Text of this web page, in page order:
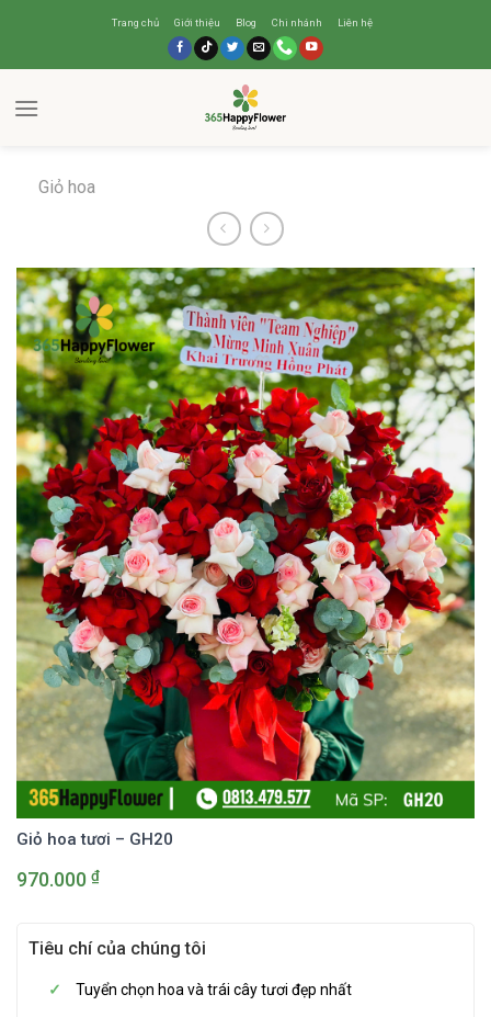
Trang chủ Giới thiệu Blog Chi nhánh Liên hệ
Giỏ hoa
Giỏ hoa tươi – GH20
970.000 ₫
Tiêu chí của chúng tôi
Tuyển chọn hoa và trái cây tươi đẹp nhất